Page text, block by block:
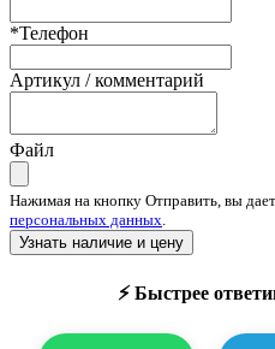
*Телефон
Артикул / комментарий
Файл
Нажимая на кнопку Отправить, вы
персональных данных.
Узнать наличие и цену
⚡ Быстрее